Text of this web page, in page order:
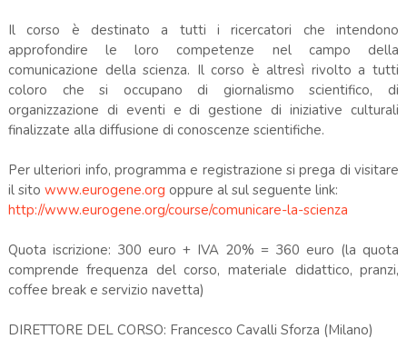
Il corso è destinato a tutti i ricercatori che intendono
approfondire le loro competenze nel campo della
comunicazione della scienza. Il corso è altresì rivolto a tutti
coloro che si occupano di giornalismo scientifico, di
organizzazione di eventi e di gestione di iniziative culturali
finalizzate alla diffusione di conoscenze scientifiche.
Per ulteriori info, programma e registrazione si prega di visitare
il sito www.eurogene.org oppure al sul seguente link:
http://www.eurogene.org/course/comunicare-la-scienza
Quota iscrizione: 300 euro + IVA 20% = 360 euro (la quota
comprende frequenza del corso, materiale didattico, pranzi,
coffee break e servizio navetta)
DIRETTORE DEL CORSO: Francesco Cavalli Sforza (Milano)